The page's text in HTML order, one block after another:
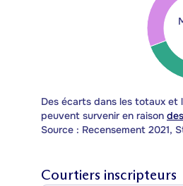
Des écarts dans les totaux et
peuvent survenir en raison
Source : Recensement 2021,
Courtiers inscripteurs